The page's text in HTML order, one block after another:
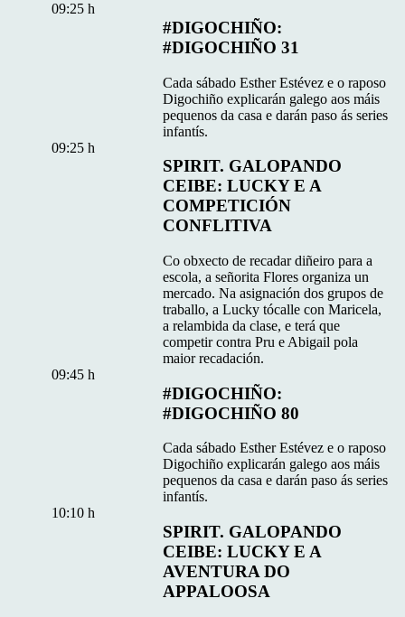
#DIGOCHIÑO:
#DIGOCHIÑO 31
Cada sábado Esther Estévez e o raposo
Digochiño explicarán galego aos máis
pequenos da casa e darán paso ás series
infantís.
09:25 h
SPIRIT. GALOPANDO
CEIBE: LUCKY E A
COMPETICIÓN
CONFLITIVA
Co obxecto de recadar diñeiro para a
escola, a señorita Flores organiza un
mercado. Na asignación dos grupos de
traballo, a Lucky tócalle con Maricela,
a relambida da clase, e terá que
competir contra Pru e Abigail pola
maior recadación.
09:25 h
#DIGOCHIÑO:
#DIGOCHIÑO 80
Cada sábado Esther Estévez e o raposo
Digochiño explicarán galego aos máis
pequenos da casa e darán paso ás series
infantís.
09:45 h
SPIRIT. GALOPANDO
CEIBE: LUCKY E A
AVENTURA DO
APPALOOSA
10:10 h